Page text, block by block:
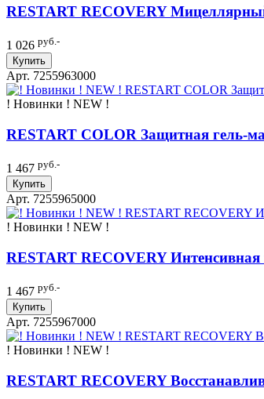
RESTART RECOVERY
1 026 руб.-
Купить
Арт. 7255963000
! Новинки ! NEW !
RESTART COLOR Защитная гель-
1 467 руб.-
Купить
Арт. 7255965000
! Новинки ! NEW !
RESTART RECOVERY
1 467 руб.-
Купить
Арт. 7255967000
! Новинки ! NEW !
RESTART RECOVERY